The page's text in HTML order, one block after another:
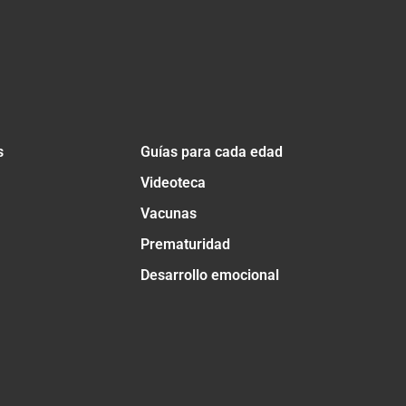
Guías para cada edad
Videoteca
Vacunas
Prematuridad
Desarrollo emocional